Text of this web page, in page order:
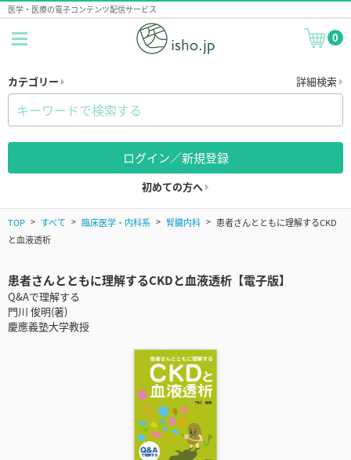
医学・医療の電子コンテンツ配信サービス
0
カテゴリー 詳細検索
ログイン／新規登録
初めての方へ
TOP すべて 臨床医学・内科系 腎臓内科
患者さんとともに理解するCKD
と血液透析
患者さんとともに理解するCKDと血液透析【電子版】
Q&Aで理解する
門川 俊明(著)
慶應義塾大学教授